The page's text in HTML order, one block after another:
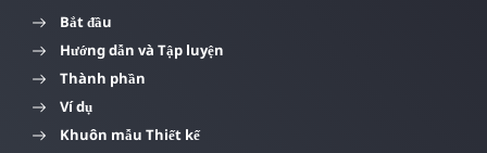
Bắt đầu
Hướng dẫn và Tập luyện
Thành phần
Ví dụ
Khuôn mẫu Thiết kế